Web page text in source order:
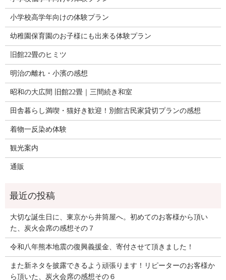
小学校高学年向けの体験プラン
幼稚園保育園のお子様にも出来る体験プラン
旧館22畳のヒミツ
明治の離れ・小濱の感想
昭和の大広間 旧館22畳｜三間続き和室
田舎暮らし満喫・猫好き歓迎！別館古民家貸切プランの感想
着物一反染め体験
観光案内
通販
大切な誕生日に、東京から井筒屋へ。初めてのお客様から頂い
た、炭火会席の感想その７
令和八年熊本地震の復興義援金、寄付させて頂きました！
また新ネタを披露できるよう頑張ります！リピーターのお客様か
ら頂いた、炭火会席の感想その６